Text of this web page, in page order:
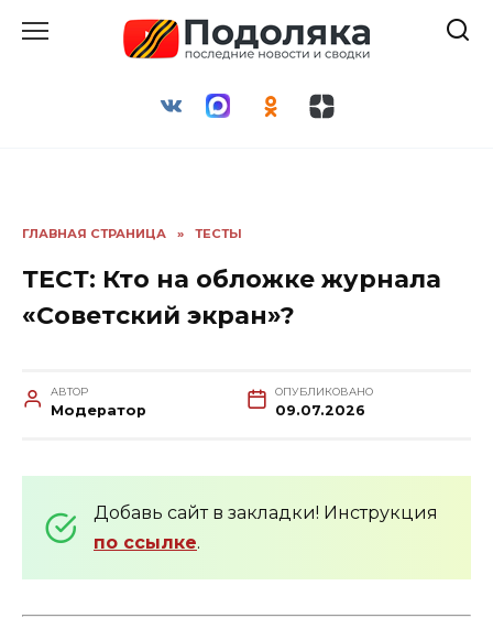
ГЛАВНАЯ СТРАНИЦА » ТЕСТЫ
ТЕСТ: Кто на обложке журнала
«Советский экран»?
АВТОР
Модератор
ОПУБЛИКОВАНО
09.07.2026
Добавь сайт в закладки! Инструкция
по ссылке.